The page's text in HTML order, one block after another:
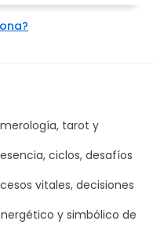
tarot y
ciclos, desafíos
vitales, decisiones
y simbólico de